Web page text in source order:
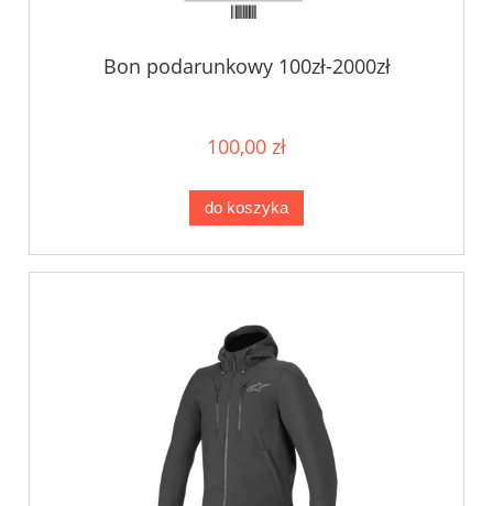
Bon podarunkowy 100zł-2000zł
100,00 zł
do koszyka